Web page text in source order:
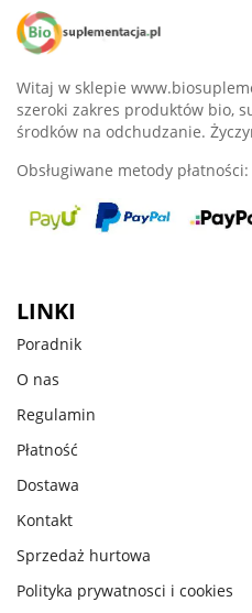
Witaj w sklepie
szeroki zakres produktów bio,
środków na odchudzanie.
Obsługiwane metody płatności:
LINKI
Poradnik
O nas
Regulamin
Płatność
Dostawa
Kontakt
Sprzedaż hurtowa
Polityka prywatnosci i cookies